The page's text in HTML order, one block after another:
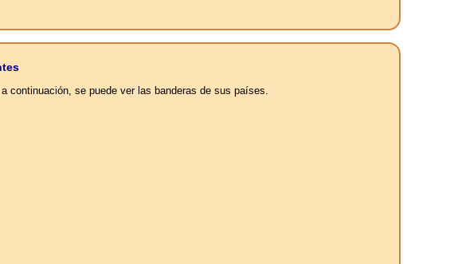
continuación, se puede ver las banderas de sus países.